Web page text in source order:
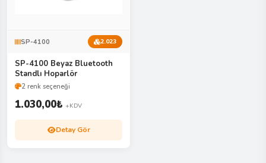
SP-4100 2.023
SP-4100 Beyaz Bluetooth
Standlı Hoparlör
2 renk seçeneği
1.030,00₺ +KDV
Detay Gör